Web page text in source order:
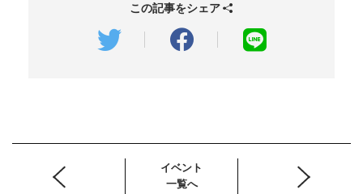
この記事をシェア
イベント
一覧へ